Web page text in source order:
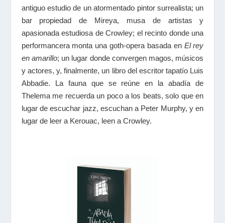
antiguo estudio de un atormentado pintor surrealista; un
bar propiedad de Mireya, musa de artistas y
apasionada estudiosa de Crowley; el recinto donde una
performancera monta una goth-opera basada en El rey
en amarillo; un lugar donde convergen magos, músicos
y actores, y, finalmente, un libro del escritor tapatío Luis
Abbadie. La fauna que se reúne en la abadía de
Thelema me recuerda un poco a los beats, solo que en
lugar de escuchar jazz, escuchan a Peter Murphy, y en
lugar de leer a Kerouac, leen a Crowley.